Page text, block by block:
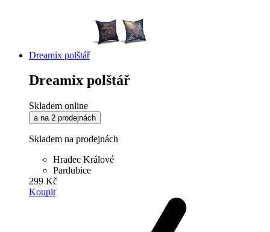
Dreamix polštář
Dreamix polštář
Skladem online
a na 2 prodejnách
Skladem na prodejnách
Hradec Králové
Pardubice
299 Kč
Koupit